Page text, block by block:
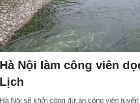
Hà Nội làm công viên
Lịch
Hà Nội sẽ khởi công dự án công viên